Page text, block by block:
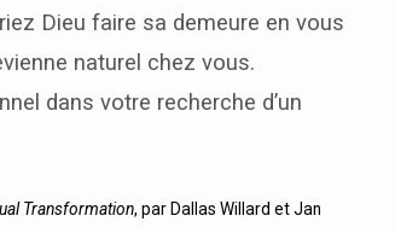
Dieu faire sa demeure en vous
naturel chez vous.
dans votre recherche d’un
Transformation, par Dallas Willard et Jan